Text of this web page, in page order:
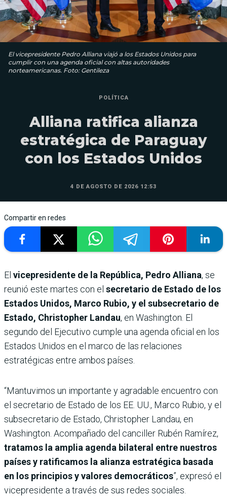
El vicepresidente Pedro Alliana viajó a los Estados Unidos para
cumplir con una agenda oficial con altas autoridades
norteamericanas. Foto: Gentileza
POLÍTICA
Alliana ratifica alianza
estratégica de Paraguay
con los Estados Unidos
4 DE AGOSTO DE 2026 12:53
Compartir en redes
El vicepresidente de la República, Pedro Alliana, se
reunió este martes con el secretario de Estado de los
Estados Unidos, Marco Rubio, y el subsecretario de
Estado, Christopher Landau, en Washington. El
segundo del Ejecutivo cumple una agenda oficial en los
Estados Unidos en el marco de las relaciones
estratégicas entre ambos países.
“Mantuvimos un importante y agradable encuentro con
el secretario de Estado de los EE. UU., Marco Rubio, y el
subsecretario de Estado, Christopher Landau, en
Washington. Acompañado del canciller Rubén Ramírez,
tratamos la amplia agenda bilateral entre nuestros
países y ratificamos la alianza estratégica basada
en los principios y valores democráticos”, expresó el
vicepresidente a través de sus redes sociales.